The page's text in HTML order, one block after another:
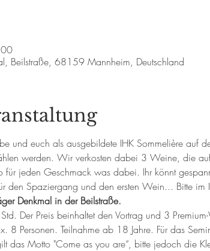
Beilstraße, 68159 Mannheim, Deutschland
und euch als ausgebildete IHK Sommelière auf
werden. Wir verkosten dabei 3 Weine, die
für jeden Geschmack was dabei. Ihr könnt
Denkmal in der Beilstraße.
Der Preis beinhaltet den Vortrag und 3
8 Personen. Teilnahme ab 18 Jahre. Für das
das Motto "Come as you are“, bitte jedoch die